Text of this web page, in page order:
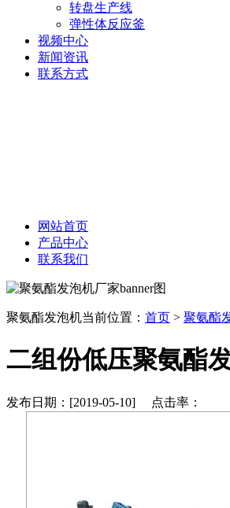
转盘生产线
弹性体反应釜
视频中心
新闻资讯
联系方式
网站首页
产品中心
联系我们
聚氨酯发泡机当前位置： 首页 > 聚氨酯
二组份低压聚氨酯
发布日期：[2019-05-10] 点击率：